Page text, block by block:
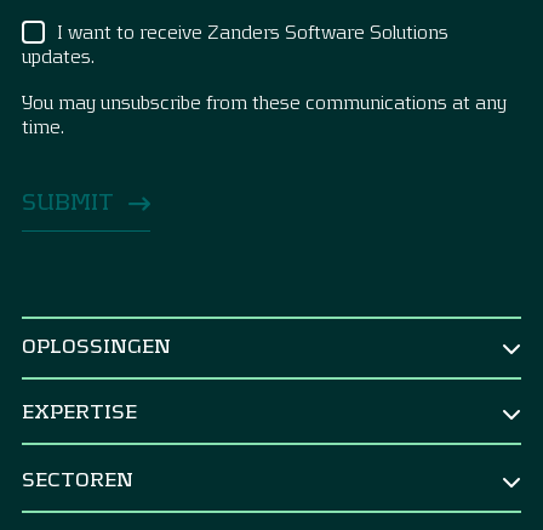
I want to receive Zanders Software Solutions
updates.
You may unsubscribe from these communications at any
time.
OPLOSSINGEN
CFO
Corporate Treasurer
EXPERTISE
SECTOREN